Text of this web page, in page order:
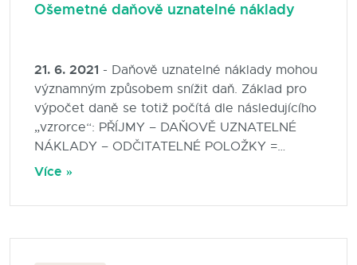
Ošemetné daňově uznatelné náklady
21. 6. 2021 - Daňově uznatelné náklady mohou
významným způsobem snížit daň. Základ pro
výpočet daně se totiž počítá dle následujícího
„vzrorce“: PŘÍJMY – DAŇOVĚ UZNATELNÉ
NÁKLADY – ODČITATELNÉ POLOŽKY =
ZÁKLAD DANĚ
Více »